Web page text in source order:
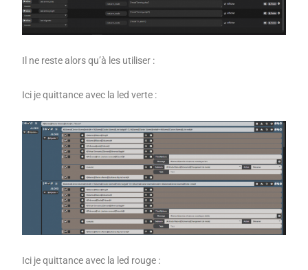
Il ne reste alors qu’à les utiliser :
Ici je quittance avec la led verte :
Ici je quittance avec la led rouge :